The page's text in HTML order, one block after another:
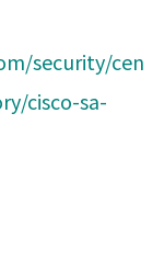
security/cen
cisco-sa-